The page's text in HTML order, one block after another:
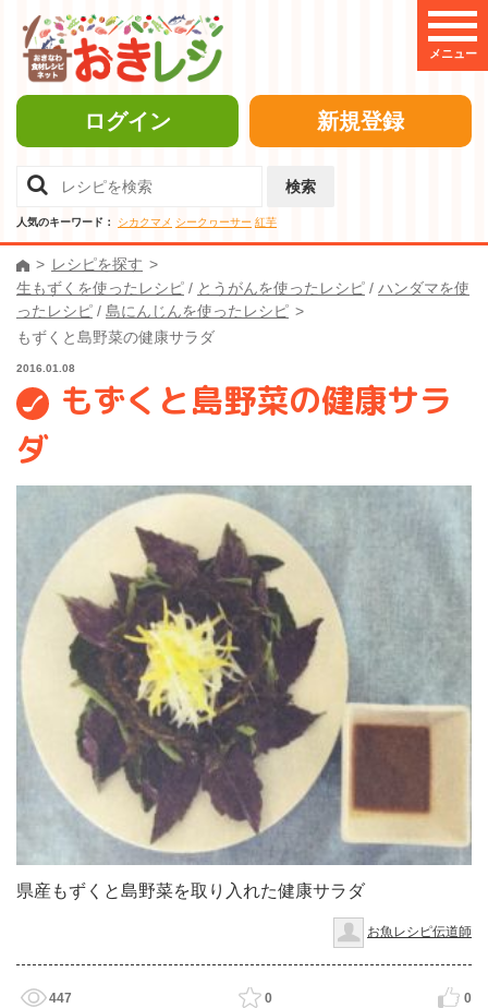
メニュー
ログイン 新規登録
検索
人気のキーワード： シカクマメ シークヮーサー 紅芋
レシピを探す
生もずくを使ったレシピ / とうがんを使ったレシピ / ハンダマを使
ったレシピ / 島にんじんを使ったレシピ
もずくと島野菜の健康サラダ
2016.01.08
もずくと島野菜の健康サラ
ダ
県産もずくと島野菜を取り入れた健康サラダ
お魚レシピ伝道師
447 0 0